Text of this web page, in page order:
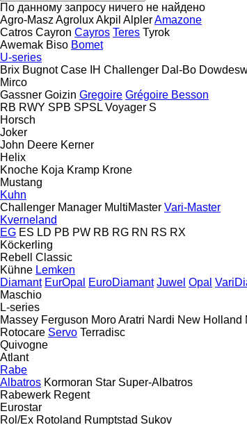
По данному запросу ничего не найдено
Agro-Masz AgroluxAkpil AlplerAmazone
Catros Cayron Cayros Teres Tyrok
Awemak Biso Bomet
U-series
Brix Bugnot Case IH Challenger Dal-Bo
Mirco
Gassner Goizin Gregoire Grégoire Besson
RB RWY SPB SPSL Voyager S
Horsch
Joker
John Deere Kerner
Helix
Knoche Koja Kramp Krone
Mustang
Kuhn
Challenger Manager MultiMaster Vari-Master
Kverneland
EG ES LD PB PW RB RG RN RS RX
Köckerling
Rebell Classic
Kühne Lemken
Diamant EurOpal EuroDiamant Juwel Opal
Maschio
L-series
Massey Ferguson Moro Aratri Nardi New Holland
Rotocare Servo Terradisc
Quivogne
Atlant
Rabe
Albatros Kormoran Star Super-Albatros
Rabewerk Regent
Eurostar
Rol/Ex Rotoland Rumptstad Sukov